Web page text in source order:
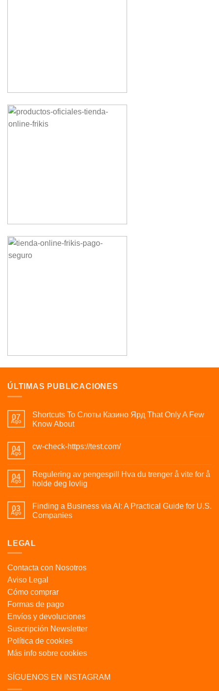
ÚLTIMAS PUBLICACIONES
07
Ago
Shortcuts To Слоты Казино Ярд That Only A Few
Know About
04
Ago
cw-check-https://test.com/
04
Ago
Regulering av pengespill Hva du trenger å vite for å
holde deg lovlig
03
Ago
Finding a Business via AI: A Practical Guide for U.S.
Companies
LEGAL
Contacta con Nosotros
Aviso Legal
Cómo comprar
Formas de pago
Envíos y devoluciones
Suscripción Newsletter
Política de cookies
Más info sobre cookies
SÍGUENOS EN INSTAGRAM